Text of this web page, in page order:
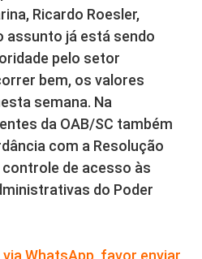
Ricardo Roesler,
assunto já está sendo
pelo setor
bem, os valores
semana. Na
da OAB/SC também
com a Resolução
de acesso às
do Poder
WhatsApp, favor enviar